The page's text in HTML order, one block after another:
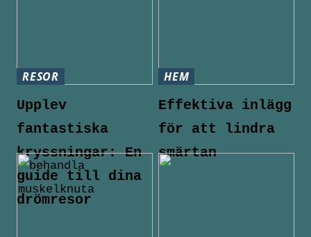
RESOR
Upplev
fantastiska
kryssningar: En
guide till dina
drömresor
HEM
Effektiva inlägg
för att lindra
smärtan